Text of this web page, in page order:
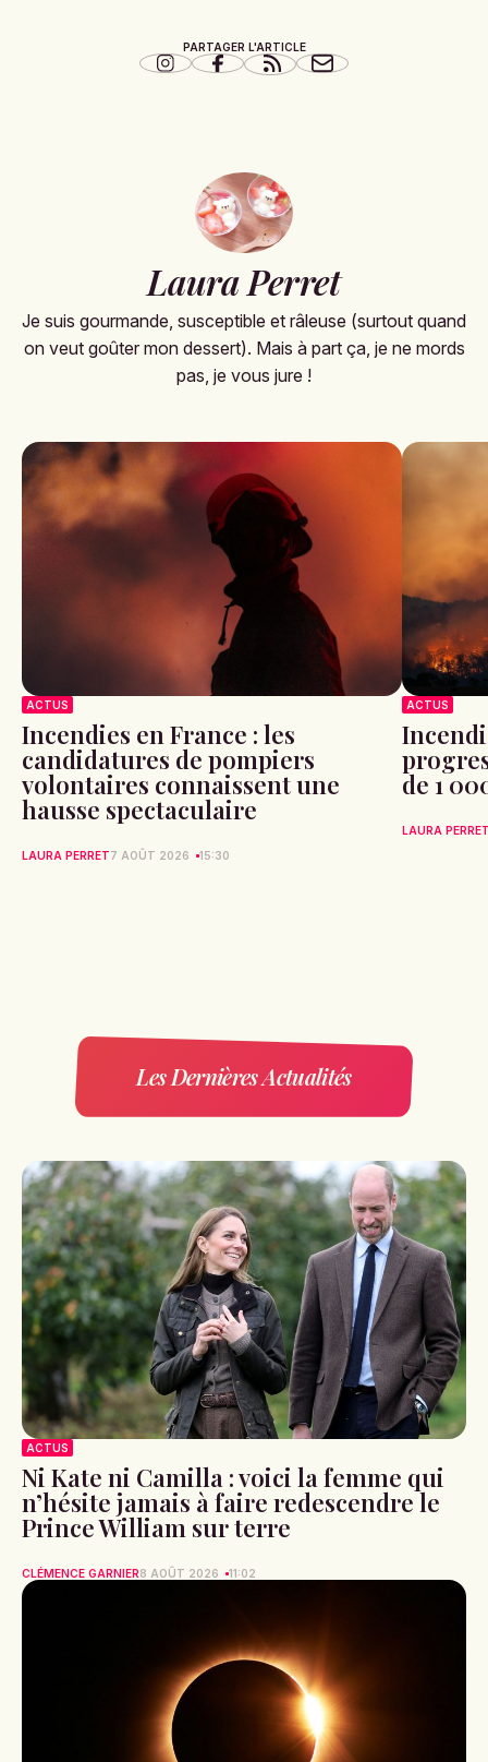
PARTAGER L'ARTICLE
Laura Perret
Je suis gourmande, susceptible et râleuse (surtout quand
on veut goûter mon dessert). Mais à part ça, je ne mords
pas, je vous jure !
ACTUS
Incendies en France : les
candidatures de pompiers
volontaires connaissent une
hausse spectaculaire
LAURA PERRET7 AOÛT 2026 15:30
ACTUS
de 1
LAURA
Les Dernières Actualités
ACTUS
Ni Kate ni Camilla : voici la femme qui
n’hésite jamais à faire redescendre le
Prince William sur terre
CLÉMENCE GARNIER8 AOÛT 2026 11:02